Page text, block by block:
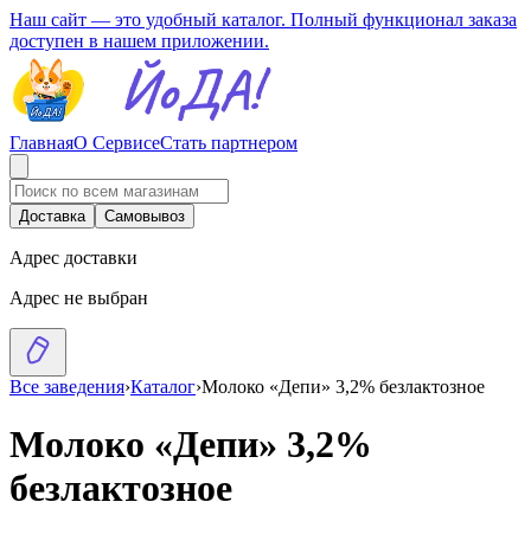
Наш сайт — это удобный каталог. Полный функционал заказа
доступен в нашем приложении.
ГлавнаяО СервисеСтать партнером
Доставка Самовывоз
Адрес доставки
Адрес не выбран
Все заведения›Каталог›Молоко «Депи» 3,2% безлактозное
Молоко «Депи» 3,2%
безлактозное